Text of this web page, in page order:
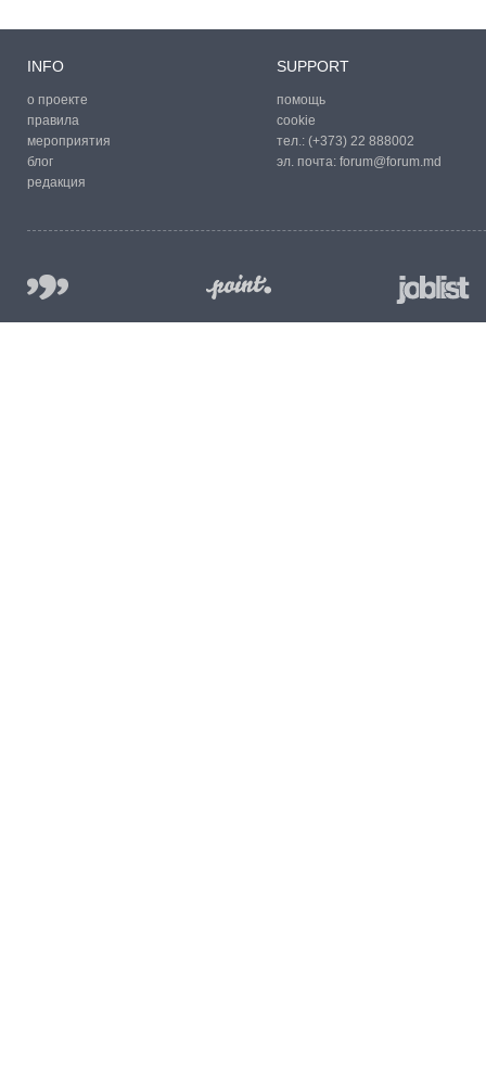
INFO
о проекте
правила
мероприятия
блог
редакция
SUPPORT
помощь
cookie
тел.: (+373) 22 888002
эл. почта: forum@forum.md